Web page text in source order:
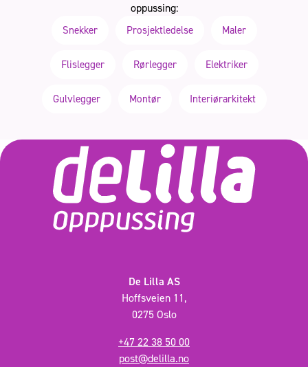
oppussing:
Snekker Prosjektledelse Maler
Flislegger Rørlegger Elektriker
Gulvlegger Montør Interiørarkitekt
De Lilla AS
Hoffsveien 11,
0275 Oslo
+47 22 38 50 00
post@delilla.no